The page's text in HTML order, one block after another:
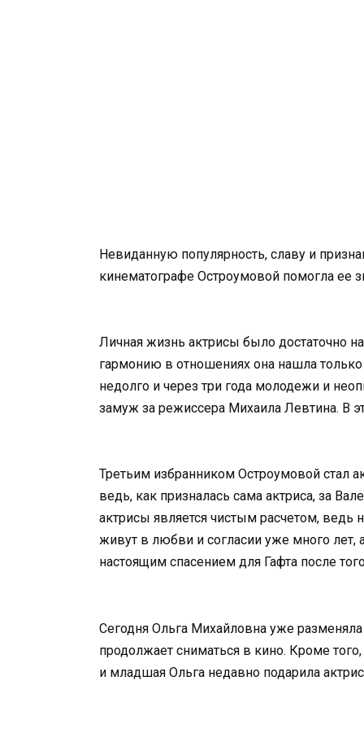
Невиданную популярность, славу и
кинематографе Остроумовой помогла ее
Личная жизнь актрисы было достаточно
гармонию в отношениях она нашла
недолго и через три года молодежи и
замуж за режиссера Михаила Левтина. В
Третьим избранником Остроумовой стал
ведь, как призналась сама актриса, за
актрисы является чистым расчетом, ведь
живут в любви и согласии уже много лет,
настоящим спасением для Гафта после
Сегодня Ольга Михайловна уже разменяла
продолжает сниматься в кино. Кроме
и младшая Ольга недавно подарила